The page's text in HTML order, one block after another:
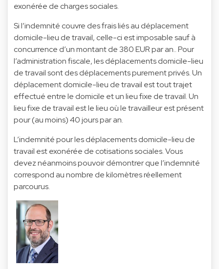
exonérée de charges sociales.
Si l’indemnité couvre des frais liés au déplacement
domicile-lieu de travail, celle-ci est imposable sauf à
concurrence d’un montant de 380 EUR par an.. Pour
l’administration fiscale, les déplacements domicile-lieu
de travail sont des déplacements purement privés. Un
déplacement domicile-lieu de travail est tout trajet
effectué entre le domicile et un lieu fixe de travail. Un
lieu fixe de travail est le lieu où le travailleur est présent
pour (au moins) 40 jours par an.
L’indemnité pour les déplacements domicile-lieu de
travail est exonérée de cotisations sociales. Vous
devez néanmoins pouvoir démontrer que l’indemnité
correspond au nombre de kilomètres réellement
parcourus.